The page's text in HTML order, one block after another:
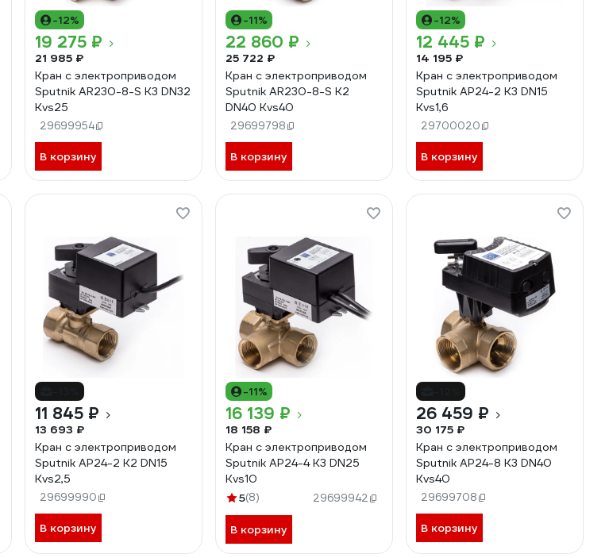
-12%
19 275 ₽
21 985 ₽
Кран с электроприводом
Sputnik AR230-8-S K3 DN32
Kvs25
29699954
В корзину
-11%
22 860 ₽
25 722 ₽
Кран с электроприводом
Sputnik AR230-8-S K2
DN40 Kvs40
29699798
В корзину
-12%
12 445 ₽
14 195 ₽
Кран с электроприводом
Sputnik AP24-2 K3 DN15
Kvs1,6
29700020
В корзину
11 845 ₽
13 693 ₽
Кран с электроприводом
Sputnik AP24-2 K2 DN15
Kvs2,5
29699990
В корзину
-11%
16 139 ₽
18 158 ₽
Кран с электроприводом
Sputnik AP24-4 K3 DN25
Kvs10
5(8) 29699942
В корзину
26 459 ₽
30 175 ₽
Кран с электроприводом
Sputnik AP24-8 K3 DN40
Kvs40
29699708
В корзину